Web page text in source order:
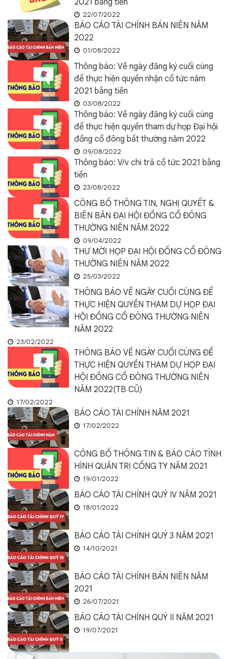
2021 bằng tiền
22/07/2022
BÁO CÁO TÀI CHÍNH BÁN NIÊN NĂM
2022
01/08/2022
Thông báo: Về ngày đăng ký cuối cùng
để thực hiện quyền nhận cổ tức năm
2021 bằng tiền
03/08/2022
Thông báo: Về ngày đăng ký cuối cùng
để thực hiện quyền tham dự họp Đại hội
đồng cổ đông bất thường năm 2022
09/08/2022
Thông báo: V/v chi trả cổ tức 2021 bằng
tiền
23/08/2022
CÔNG BỐ THÔNG TIN, NGHỊ QUYẾT &
BIÊN BẢN ĐẠI HỘI ĐỒNG CỔ ĐÔNG
THƯỜNG NIÊN NĂM 2022
09/04/2022
THƯ MỜI HỌP ĐẠI HỘI ĐỒNG CỔ ĐÔNG
THƯỜNG NIÊN NĂM 2022
25/03/2022
THÔNG BÁO VỀ NGÀY CUỐI CÙNG ĐỂ
THỰC HIỆN QUYỀN THAM DỰ HỌP ĐẠI
HỘI ĐỒNG CỔ ĐÔNG THƯỜNG NIÊN
NĂM 2022
23/02/2022
THÔNG BÁO VỀ NGÀY CUỐI CÙNG ĐỂ
THỰC HIỆN QUYỀN THAM DỰ HỌP ĐẠI
HỘI ĐỒNG CỔ ĐÔNG THƯỜNG NIÊN
NĂM 2022(TB CŨ)
17/02/2022
BÁO CÁO TÀI CHÍNH NĂM 2021
17/02/2022
CÔNG BỐ THÔNG TIN & BÁO CÁO TÌNH
HÌNH QUẢN TRỊ CỐNG TY NĂM 2021
19/01/2022
BÁO CÁO TÀI CHÍNH QUÝ IV NĂM 2021
18/01/2022
BÁO CÁO TÀI CHÍNH QUÝ 3 NĂM 2021
14/10/2021
BÁO CÁO TÀI CHÍNH BÁN NIÊN NĂM
2021
26/07/2021
BÁO CÁO TÀI CHÍNH QUÝ II NĂM 2021
19/07/2021